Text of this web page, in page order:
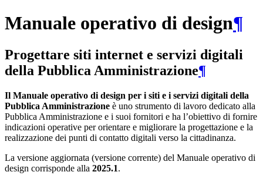
Manuale operativo di design¶
Progettare siti internet e servizi digitali
della Pubblica Amministrazione¶
Il Manuale operativo di design per i siti e i servizi digitali della
Pubblica Amministrazione è uno strumento di lavoro dedicato alla
Pubblica Amministrazione e i suoi fornitori e ha l’obiettivo di fornire
indicazioni operative per orientare e migliorare la progettazione e la
realizzazione dei punti di contatto digitali verso la cittadinanza.
La versione aggiornata (versione corrente) del Manuale operativo di
design corrisponde alla 2025.1.